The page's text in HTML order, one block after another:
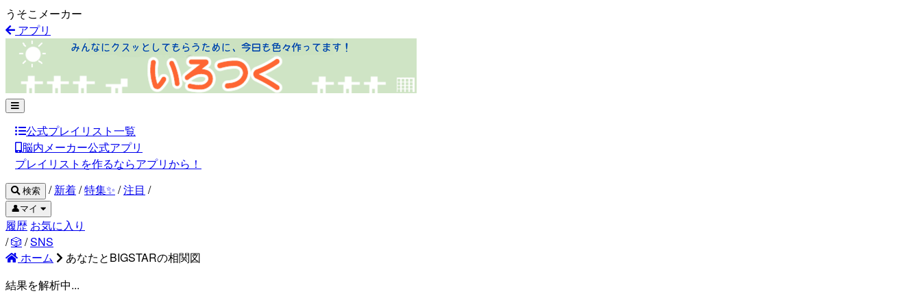
うそこメーカー
アプリ
公式プレイリスト一覧
脳内メーカー公式アプリ
プレイリストを作るならアプリから！
検索 / 新着/特集✨ /注目 /
👤マイ
履歴 お気に入り
/🎲 /SNS
ホーム
あなたとBIGSTARの相関図
結果を解析中...